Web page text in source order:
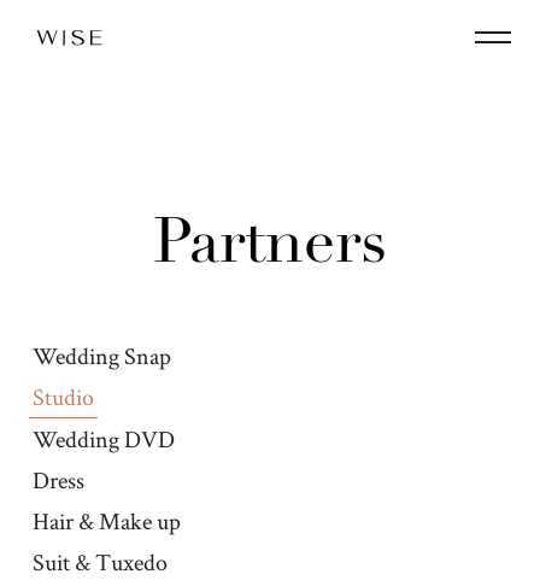
Partners
Wedding Snap
Studio
Wedding DVD
Dress
Hair & Make up
Suit & Tuxedo